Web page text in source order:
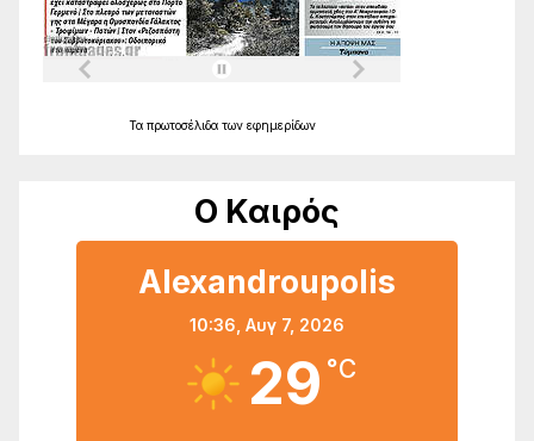
Τα πρωτοσέλιδα των εφημερίδων
Ο Καιρός
Alexandroupolis
10:36, Αυγ 7, 2026
29 °C